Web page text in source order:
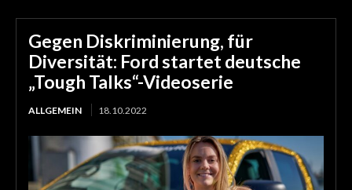
Gegen Diskriminierung, für
Diversität: Ford startet deutsche
„Tough Talks“-Videoserie
ALLGEMEIN 18.10.2022